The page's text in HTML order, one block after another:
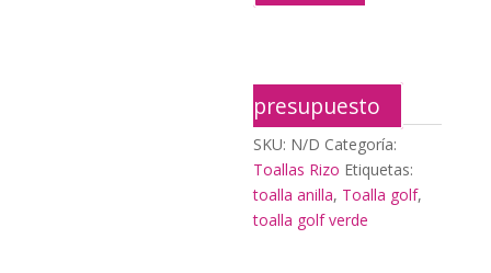
presupuesto
SKU: N/D Categoría:
Toallas Rizo Etiquetas:
toalla anilla, Toalla golf,
toalla golf verde